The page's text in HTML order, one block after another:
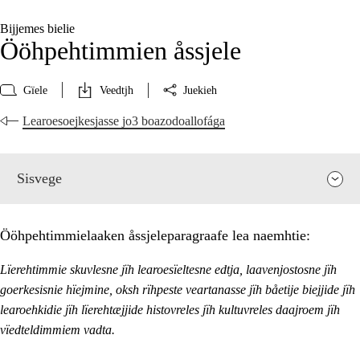
Bijjemes bielie
Ööhpehtimmien åssjele
Gïele Veedtjh Juekieh
Learoesoejkesjasse jo3 boazodoallofága
Sisvege
Ööhpehtimmielaaken åssjeleparagraafe lea naemhtie:
Lïerehtimmie skuvlesne jïh learoesïeltesne edtja, laavenjostosne jïh
goerkesisnie hïejmine, oksh rïhpeste veartanasse jïh båetije biejjide jïh
learoehkidie jïh lïerehtæjjide histovreles jïh kultuvreles daajroem jïh
vïedteldimmiem vadta.